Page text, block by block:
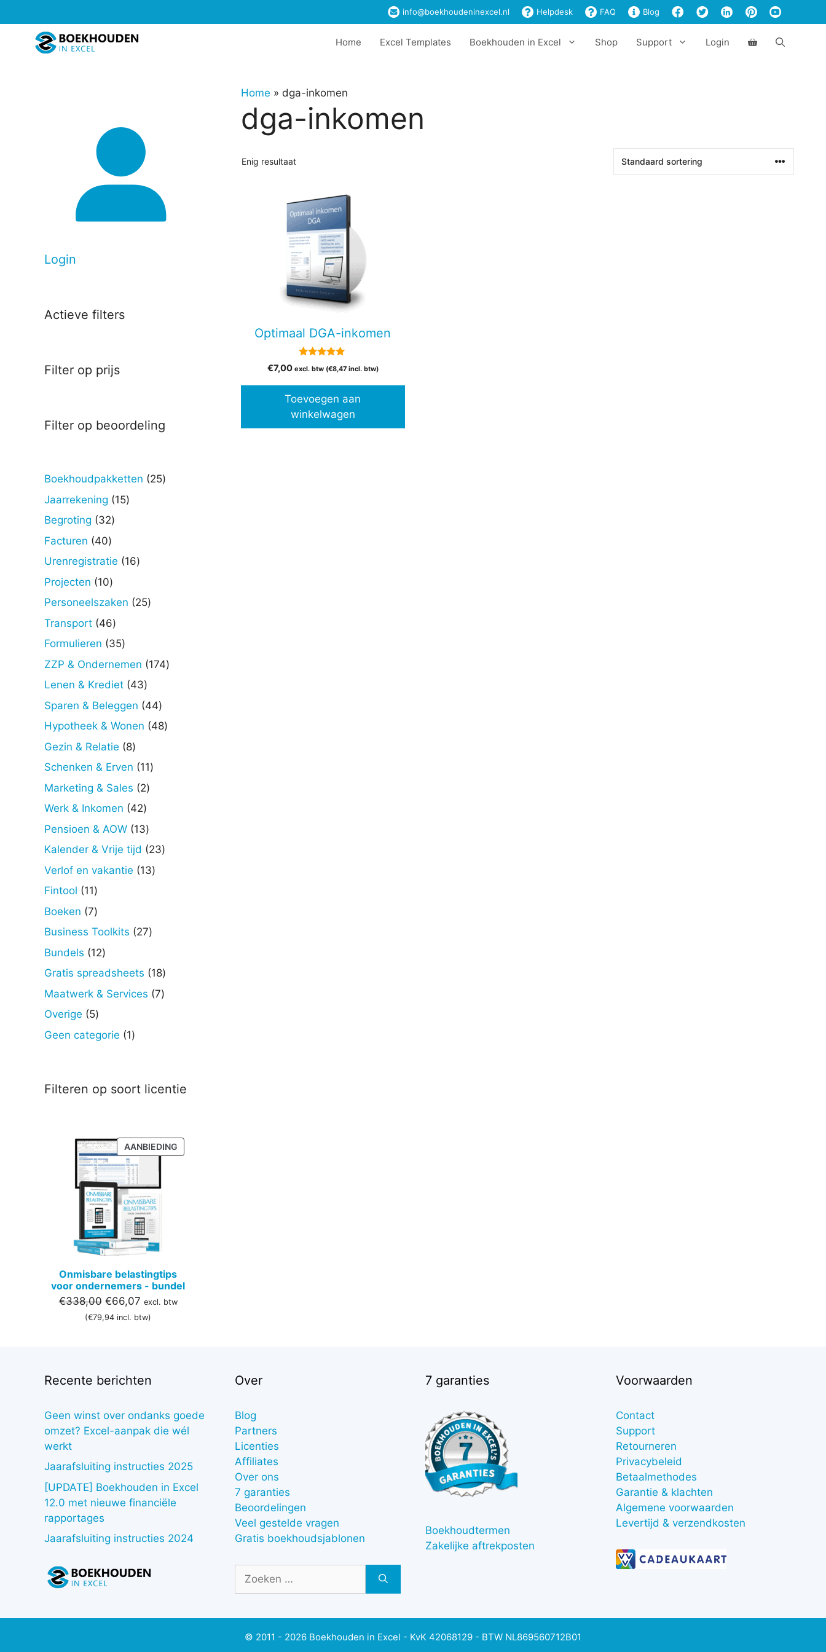
naar
info@boekhoudeninexcel.nl Helpdesk FAQ Blog
Home Excel Templates Boekhouden in Excel Shop Support Login
Home » dga-inkomen
dga-inkomen
Enig resultaat
Optimaal DGA-inkomen
5.00
van 5
€7,00 excl. btw (€8,47incl. btw)
Toevoegen aan
winkelwagen
Login
Actieve filters
Filter op prijs
Filter op beoordeling
Boekhoudpakketten 2525
Jaarrekening 1515
Begroting 3232
Facturen 4040
producten
Urenregistratie 1616
Projecten 1010
producten
Personeelszaken 2525
Transport 4646
producten
Formulieren 3535
producten
ZZP & Ondernemen 174174
Lenen & Krediet 4343
producten
Sparen & Beleggen 4444
producten
Hypotheek & Wonen 4848
Gezin & Relatie 88
producten
Schenken & Erven 1111
Marketing & Sales 22
Werk & Inkomen 4242
producten
Pensioen & AOW 1313
producten
Kalender & Vrije tijd 2323
Verlof en vakantie 1313
Fintool 1111
producten
Boeken 77
producten
Business Toolkits 2727
Bundels 1212
producten
Gratis spreadsheets 1818
producten
Maatwerk & Services 77
Overige 55
producten
Geen categorie 11
Filteren op soort licentie
AANBIEDINGPRODUCT
IN
Onmisbare belastingtips
voor ondernemers - bundel
€338,00 Oorspronkelijke
prijs
€66,07Huidige
prijs
excl. btw
(€79,94 incl. btw)
Recente berichten
Geen winst over ondanks goede
omzet? Excel-aanpak die wél
werkt
Jaarafsluiting instructies 2025
[UPDATE] Boekhouden in Excel
12.0 met nieuwe financiële
rapportages
Jaarafsluiting instructies 2024
Over
Blog
Partners
Licenties
Affiliates
Over ons
7 garanties
Beoordelingen
Veel gestelde vragen
Gratis boekhoudsjablonen
naar:
7 garanties
Boekhoudtermen
Zakelijke aftrekposten
Voorwaarden
Contact
Support
Retourneren
Privacybeleid
Betaalmethodes
Garantie & klachten
Algemene voorwaarden
Levertijd & verzendkosten
© 2011 - 2026 Boekhouden in Excel - KvK 42068129 - BTW NL869560712B01